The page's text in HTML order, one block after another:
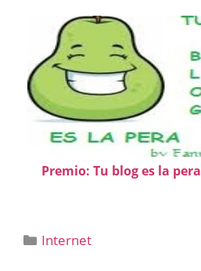
Premio: Tu blog es la pera
Categorías
Internet